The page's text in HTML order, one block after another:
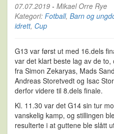
07.07.2019 - Mikael Orre Rye
Kategori: Fotball, Barn og
idrett, Cup
G13 var først ut med 16.dels
var det klart beste lag av de
fra Simon Zekaryas, Mads
Andreas Storetvedt og Isac
derfor videre til 8.dels finale.
Kl. 11.30 var det G14 sin tur
vanskelig kamp, og stillingen
resulterte i at guttene ble slått